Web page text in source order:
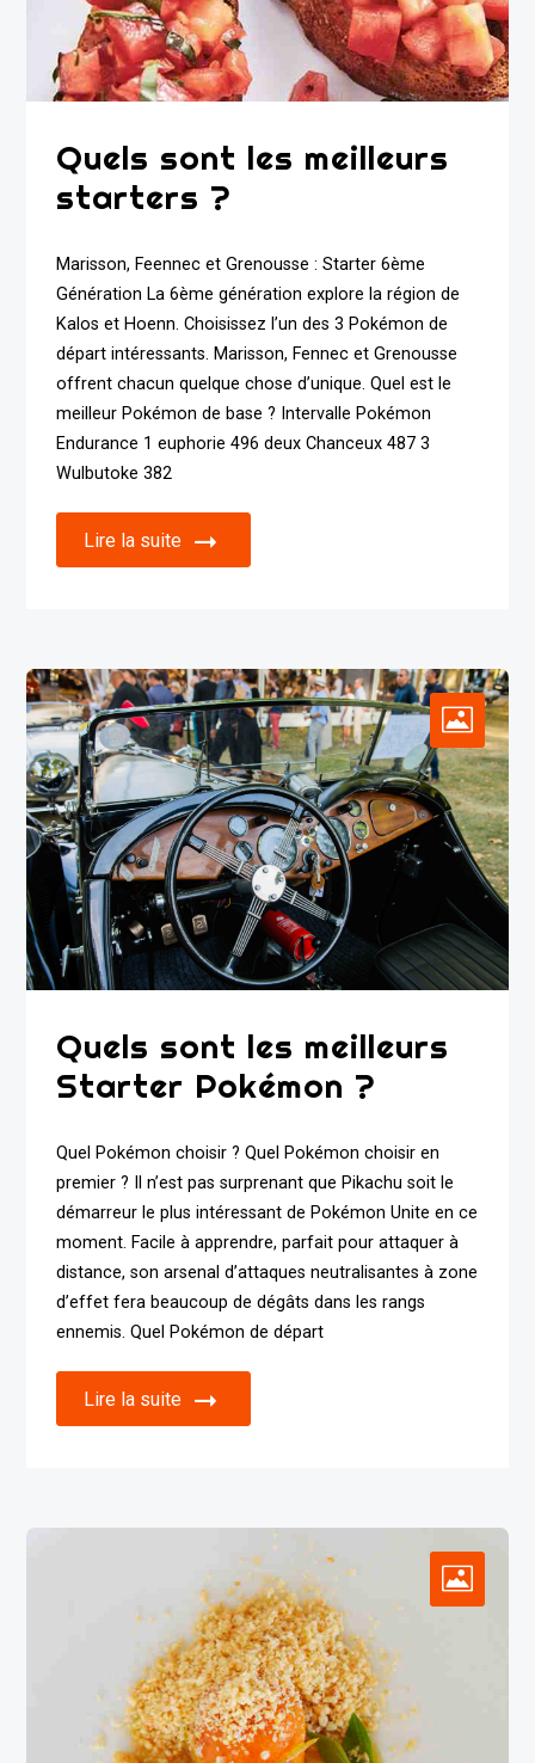
Quels sont les meilleurs
starters ?
Marisson, Feennec et Grenousse : Starter 6ème
Génération La 6ème génération explore la région de
Kalos et Hoenn. Choisissez l’un des 3 Pokémon de
départ intéressants. Marisson, Fennec et Grenousse
offrent chacun quelque chose d’unique. Quel est le
meilleur Pokémon de base ? Intervalle Pokémon
Endurance 1 euphorie 496 deux Chanceux 487 3
Wulbutoke 382
Lire la suite
Quels sont les meilleurs
Starter Pokémon ?
Quel Pokémon choisir ? Quel Pokémon choisir en
premier ? Il n’est pas surprenant que Pikachu soit le
démarreur le plus intéressant de Pokémon Unite en ce
moment. Facile à apprendre, parfait pour attaquer à
distance, son arsenal d’attaques neutralisantes à zone
d’effet fera beaucoup de dégâts dans les rangs
ennemis. Quel Pokémon de départ
Lire la suite